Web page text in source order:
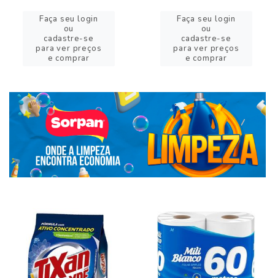
Faça seu login
ou
cadastre-se
para ver preços
e comprar
Faça seu login
ou
cadastre-se
para ver preços
e comprar